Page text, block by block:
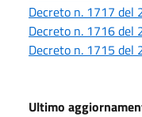
Decreto n. 1717 del
Decreto n. 1716 del
Decreto n. 1715 del
Ultimo